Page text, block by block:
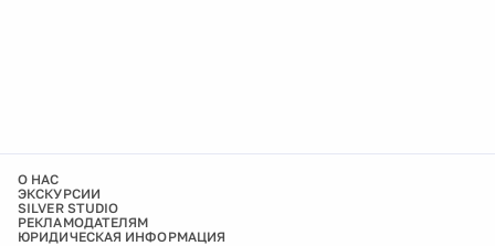
О НАС
ЭКСКУРСИИ
SILVER STUDIO
РЕКЛАМОДАТЕЛЯМ
ЮРИДИЧЕСКАЯ ИНФОРМАЦИЯ